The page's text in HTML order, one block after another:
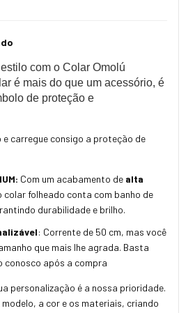
com o Colar Omolú
é mais do que um acessório, é
de proteção e
e carregue consigo a proteção de
Com um acabamento de alta
colar folheado conta com banho de
durabilidade e brilho.
: Corrente de 50 cm, mas você
que mais lhe agrada. Basta
conosco após a compra
personalização é a nossa prioridade.
modelo, a cor e os materiais, criando